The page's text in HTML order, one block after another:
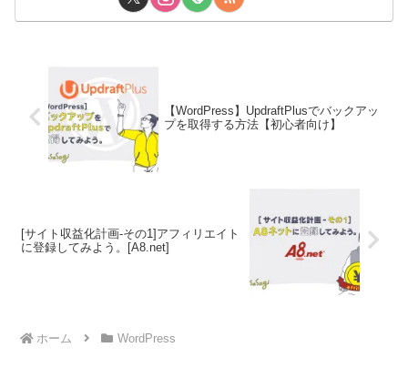
【WordPress】UpdraftPlusでバックアッ
プを取得する方法【初心者向け】
[サイト収益化計画-その1]アフィリエイト
に登録してみよう。[A8.net]
ホーム WordPress